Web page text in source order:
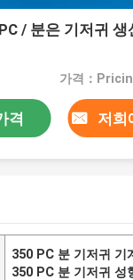
/ 분은 기저귀
격 저희
350 PC 분 기저귀 기
350 PC 분 기저귀 성